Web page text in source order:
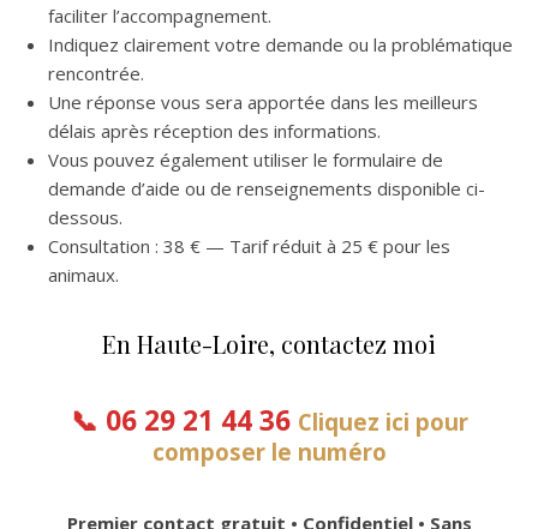
faciliter l’accompagnement.
Indiquez clairement votre demande ou la problématique
rencontrée.
Une réponse vous sera apportée dans les meilleurs
délais après réception des informations.
Vous pouvez également utiliser le formulaire de
demande d’aide ou de renseignements disponible ci-
dessous.
Consultation : 38 € — Tarif réduit à 25 € pour les
animaux.
En Haute-Loire, contactez moi
📞 06 29 21 44 36 Cliquez ici pour
composer le numéro
Premier contact gratuit • Confidentiel • Sans